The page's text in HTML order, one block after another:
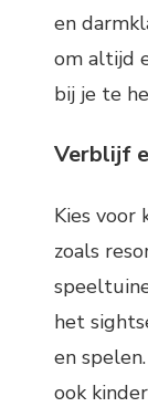
en
om altijd
bij je te
Verblijf
Kies voor
zoals
het
en
ook